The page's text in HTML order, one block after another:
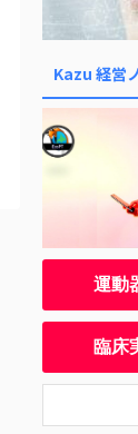
Kazu 経営
運動
臨床